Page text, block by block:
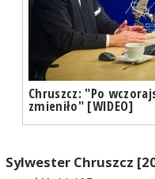
Chruszcz: "Po
zmieniło" [WIDEO]
Sylwester Chruszcz